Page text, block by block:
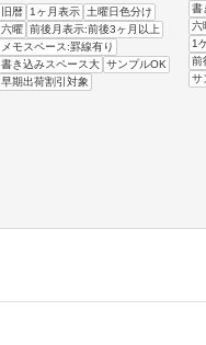
旧暦 1ヶ月表示
土曜日色分け
六曜 前後月表示:前後3ヶ月以上
メモスペース:罫線有り
書き込みスペース大 サンプルOK
早期出荷割引対象
書
六
1
前
サ